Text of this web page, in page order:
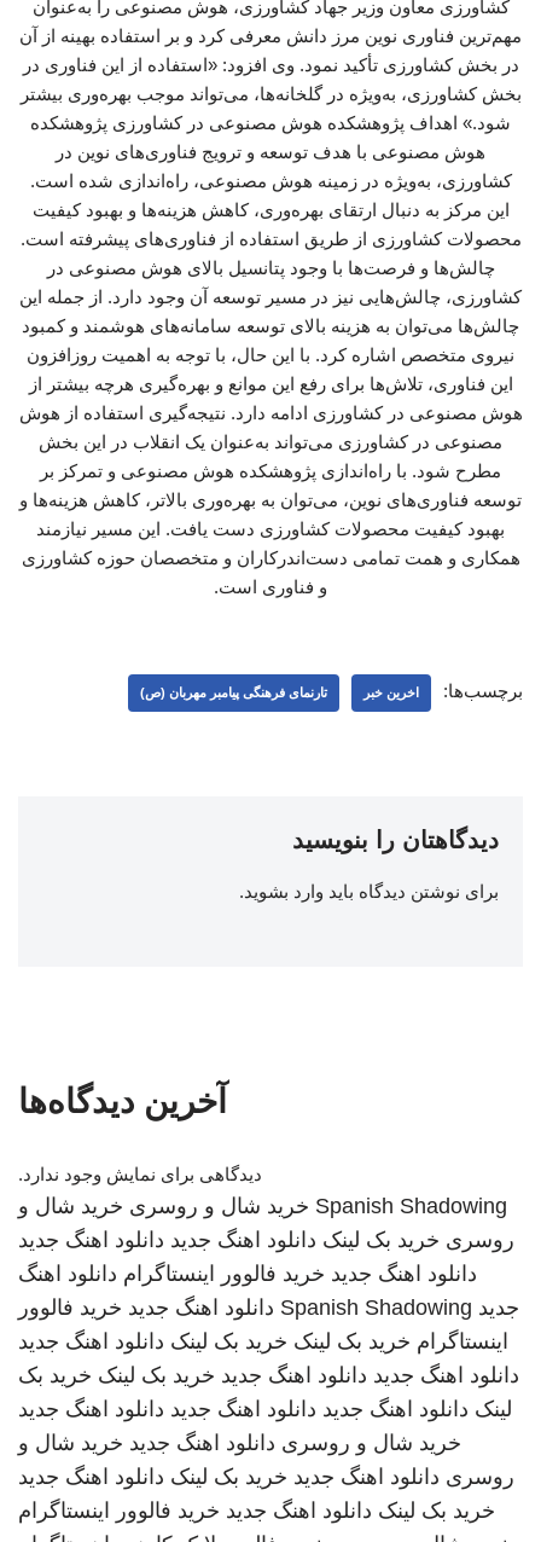
کشاورزی معاون وزیر جهاد کشاورزی، هوش مصنوعی را به‌عنوان
مهم‌ترین فناوری نوین مرز دانش معرفی کرد و بر استفاده بهینه از آن
در بخش کشاورزی تأکید نمود. وی افزود: «استفاده از این فناوری در
بخش کشاورزی، به‌ویژه در گلخانه‌ها، می‌تواند موجب بهره‌وری بیشتر
شود.» اهداف پژوهشکده هوش مصنوعی در کشاورزی پژوهشکده
هوش مصنوعی با هدف توسعه و ترویج فناوری‌های نوین در
کشاورزی، به‌ویژه در زمینه هوش مصنوعی، راه‌اندازی شده است.
این مرکز به دنبال ارتقای بهره‌وری، کاهش هزینه‌ها و بهبود کیفیت
محصولات کشاورزی از طریق استفاده از فناوری‌های پیشرفته است.
چالش‌ها و فرصت‌ها با وجود پتانسیل بالای هوش مصنوعی در
کشاورزی، چالش‌هایی نیز در مسیر توسعه آن وجود دارد. از جمله این
چالش‌ها می‌توان به هزینه بالای توسعه سامانه‌های هوشمند و کمبود
نیروی متخصص اشاره کرد. با این حال، با توجه به اهمیت روزافزون
این فناوری، تلاش‌ها برای رفع این موانع و بهره‌گیری هرچه بیشتر از
هوش مصنوعی در کشاورزی ادامه دارد. نتیجه‌گیری استفاده از هوش
مصنوعی در کشاورزی می‌تواند به‌عنوان یک انقلاب در این بخش
مطرح شود. با راه‌اندازی پژوهشکده هوش مصنوعی و تمرکز بر
توسعه فناوری‌های نوین، می‌توان به بهره‌وری بالاتر، کاهش هزینه‌ها و
بهبود کیفیت محصولات کشاورزی دست یافت. این مسیر نیازمند
همکاری و همت تمامی دست‌اندرکاران و متخصصان حوزه کشاورزی
و فناوری است.
برچسب‌ها: اخرین خبر تارنمای فرهنگی پیامبر مهربان (ص)
دیدگاهتان را بنویسید
برای نوشتن دیدگاه باید وارد بشوید.
آخرین دیدگاه‌ها
دیدگاهی برای نمایش وجود ندارد.
Spanish Shadowing خرید شال و روسری خرید شال و
روسری خرید بک لینک دانلود اهنگ جدید دانلود اهنگ جدید
دانلود اهنگ جدید خرید فالوور اینستاگرام دانلود اهنگ
جدید Spanish Shadowing دانلود اهنگ جدید خرید فالوور
اینستاگرام خرید بک لینک خرید بک لینک دانلود اهنگ جدید
دانلود اهنگ جدید دانلود اهنگ جدید خرید بک لینک خرید بک
لینک دانلود اهنگ جدید دانلود اهنگ جدید دانلود اهنگ جدید
خرید شال و روسری دانلود اهنگ جدید خرید شال و
روسری دانلود اهنگ جدید خرید بک لینک دانلود اهنگ جدید
خرید بک لینک دانلود اهنگ جدید خرید فالوور اینستاگرام